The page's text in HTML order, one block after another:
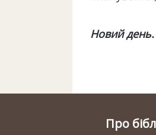
Новий день.
Про